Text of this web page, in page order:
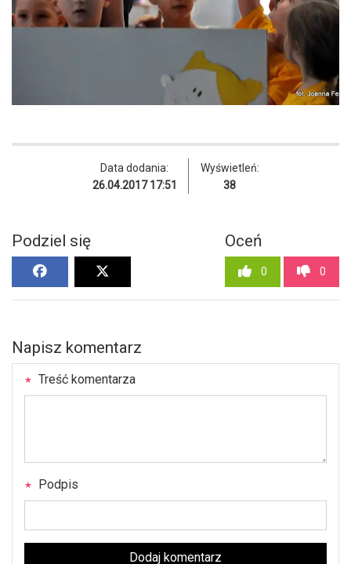
Data dodania:
26.04.2017 17:51
Wyświetleń:
38
Podziel się Oceń
0 0
Napisz komentarz
Treść komentarza
Podpis
Dodaj komentarz